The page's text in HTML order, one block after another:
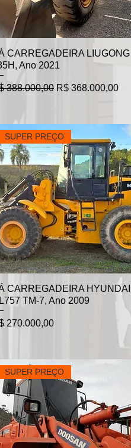
CARREGADEIRA LIUGONG
Ano 2021
normal
388.000,00 Preço promocional
R$ 368.000,00
SUPER PREÇO
CARREGADEIRA HYUNDAI
TM-7, Ano 2009
270.000,00
SUPER PREÇO